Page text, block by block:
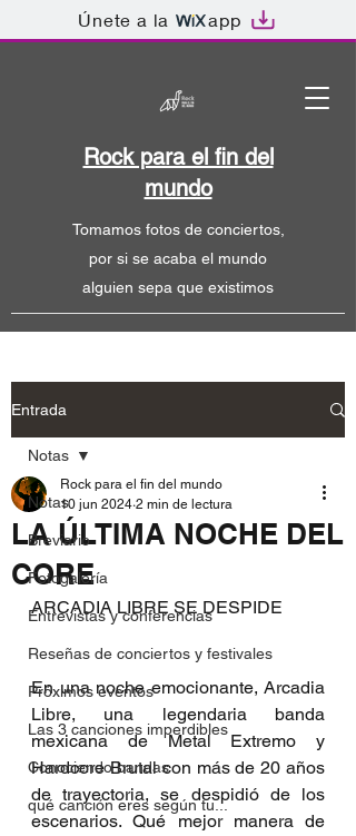
Únete a la app
Tomamos fotos de conciertos,
por si se acaba el mundo
alguien sepa que existimos
Rock para el fin del
mundo
Entrada
Notas
Breviario
Fotogalería
Entrevistas y conferencias
Reseñas de conciertos y festivales
Próximos eventos
Las 3 canciones imperdibles
Conociendo bandas
qué canción eres según tu...
Notas
LA ÚLTIMA NOCHE DEL
CORE
Rock para el fin del mundo
10 jun 2024 2 min de lectura
ARCADIA LIBRE SE DESPIDE
En una noche emocionante, Arcadia
Libre, una legendaria banda
mexicana de Metal Extremo y
Hardcore Brutal con más de 20 años
de trayectoria, se despidió de los
escenarios. Qué mejor manera de